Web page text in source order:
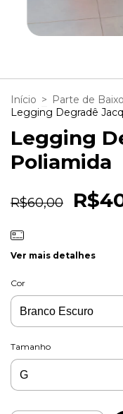
Início > Parte de Baixo
Legging Degradê
Legging
Poliamida
R$60,00
Ver mais detalhes
Cor
Tamanho